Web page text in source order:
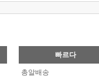
빠르다
총알배송